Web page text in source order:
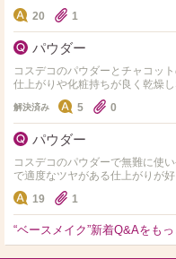
20
1
パウダー
コスデコのパウダーとチャコッ
仕上がりや化粧持ちが良く乾燥
た感が出やすい物は避けてます
解決済み 5 0
パウダー
コスデコのパウダーで無難に使
で適度なツヤがある仕上がりが
仕上がりや化粧持ちが良いパウダ
19 1
“ベースメイク”新着Q&Aをも